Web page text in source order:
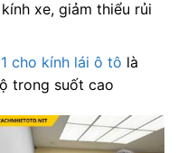
xe, giảm thiểu rủi
cho kính lái ô tô là
trong suốt cao